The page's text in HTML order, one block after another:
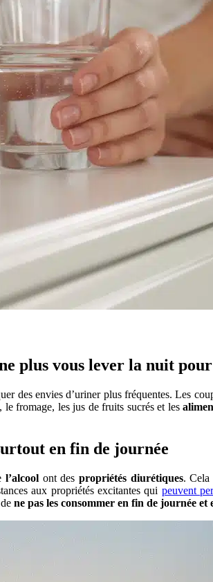
plus vous lever la nuit
des envies d’uriner plus fréquentes. Les
fromage, les jus de fruits sucrés et les
en fin de journée
l’alcoolont des propriétés diurétiques. Cela
aux propriétés excitantes qui peuvent
ne pas les consommer en fin de journée et